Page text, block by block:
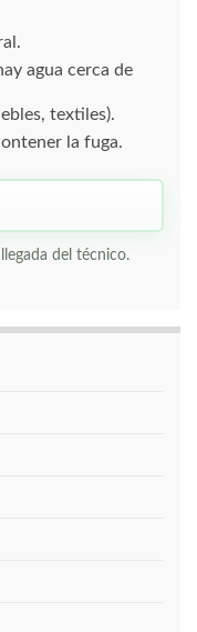
agua cerca de
textiles).
la fuga.
del técnico.